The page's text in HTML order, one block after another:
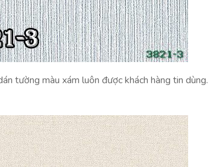
tường màu xám luôn được khách hàng tin dùng.